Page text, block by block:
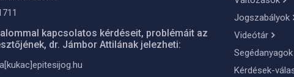
kapcsolatos kérdéseit, problémáit az
dr. Jámbor Attilának jelezheti:
Jogszabályok
Videótár
Segédanyagok
Kérdések-